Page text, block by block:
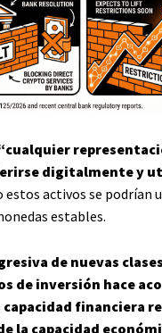
digitalmente y
estos activos se podrían
estables.
de nuevas
de inversión hace
financiera
la capacidad